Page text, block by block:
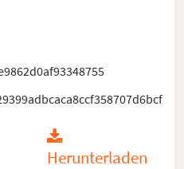
Herunterladen